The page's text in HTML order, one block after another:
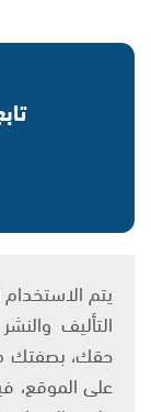
حقك، بصفتك
على الموقع،